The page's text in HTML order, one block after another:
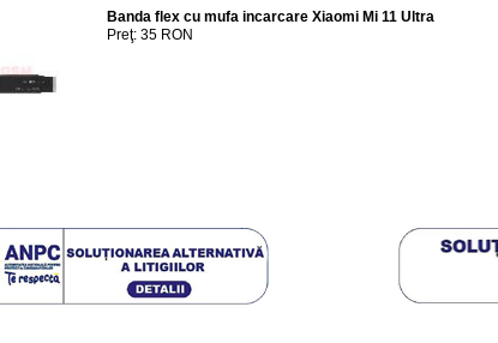
Banda flex cu mufa incarcare Xiaomi Mi 11 Ultra
Preţ: 35 RON